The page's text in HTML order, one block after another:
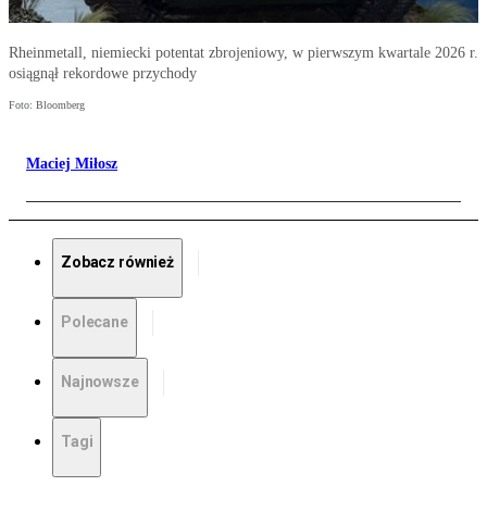
Rheinmetall, niemiecki potentat zbrojeniowy, w pierwszym kwartale 2026 r.
osiągnął rekordowe przychody
Foto: Bloomberg
Maciej Miłosz
Zobacz również
Polecane
Najnowsze
Tagi